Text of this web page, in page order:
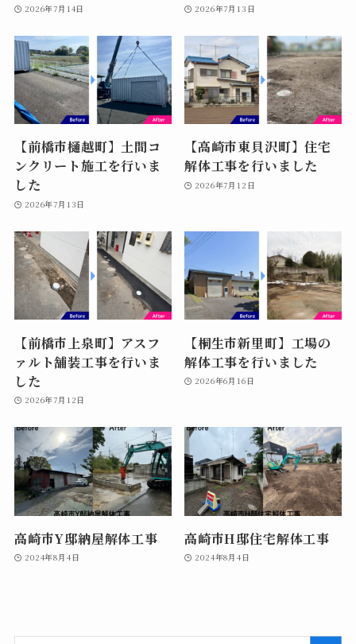
2026年7月14日 2026年7月13日
【前橋市樋越町】土間コ
ンクリート施工を行いま
した
2026年7月13日
【高崎市東貝沢町】住宅
解体工事を行いました
2026年7月12日
【前橋市上泉町】アスフ
ァルト舗装工事を行いま
した
2026年7月12日
【桐生市新里町】工場の
解体工事を行いました
2026年6月16日
高崎市Y邸納屋解体工事
2024年8月4日
高崎市H邸住宅解体工事
2024年8月4日